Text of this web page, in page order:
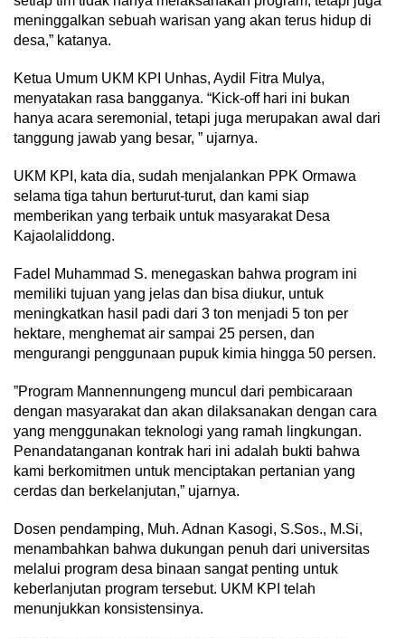
meninggalkan sebuah warisan yang akan terus hidup di
desa,” katanya.
Ketua Umum UKM KPI Unhas, Aydil Fitra Mulya,
menyatakan rasa bangganya. “Kick-off hari ini bukan
hanya acara seremonial, tetapi juga merupakan awal dari
tanggung jawab yang besar, ” ujarnya.
UKM KPI, kata dia, sudah menjalankan PPK Ormawa
selama tiga tahun berturut-turut, dan kami siap
memberikan yang terbaik untuk masyarakat Desa
Kajaolaliddong.
Fadel Muhammad S. menegaskan bahwa program ini
memiliki tujuan yang jelas dan bisa diukur, untuk
meningkatkan hasil padi dari 3 ton menjadi 5 ton per
hektare, menghemat air sampai 25 persen, dan
mengurangi penggunaan pupuk kimia hingga 50 persen.
”Program Mannennungeng muncul dari pembicaraan
dengan masyarakat dan akan dilaksanakan dengan cara
yang menggunakan teknologi yang ramah lingkungan.
Penandatanganan kontrak hari ini adalah bukti bahwa
kami berkomitmen untuk menciptakan pertanian yang
cerdas dan berkelanjutan,” ujarnya.
Dosen pendamping, Muh. Adnan Kasogi, S.Sos., M.Si,
menambahkan bahwa dukungan penuh dari universitas
melalui program desa binaan sangat penting untuk
keberlanjutan program tersebut. UKM KPI telah
menunjukkan konsistensinya.